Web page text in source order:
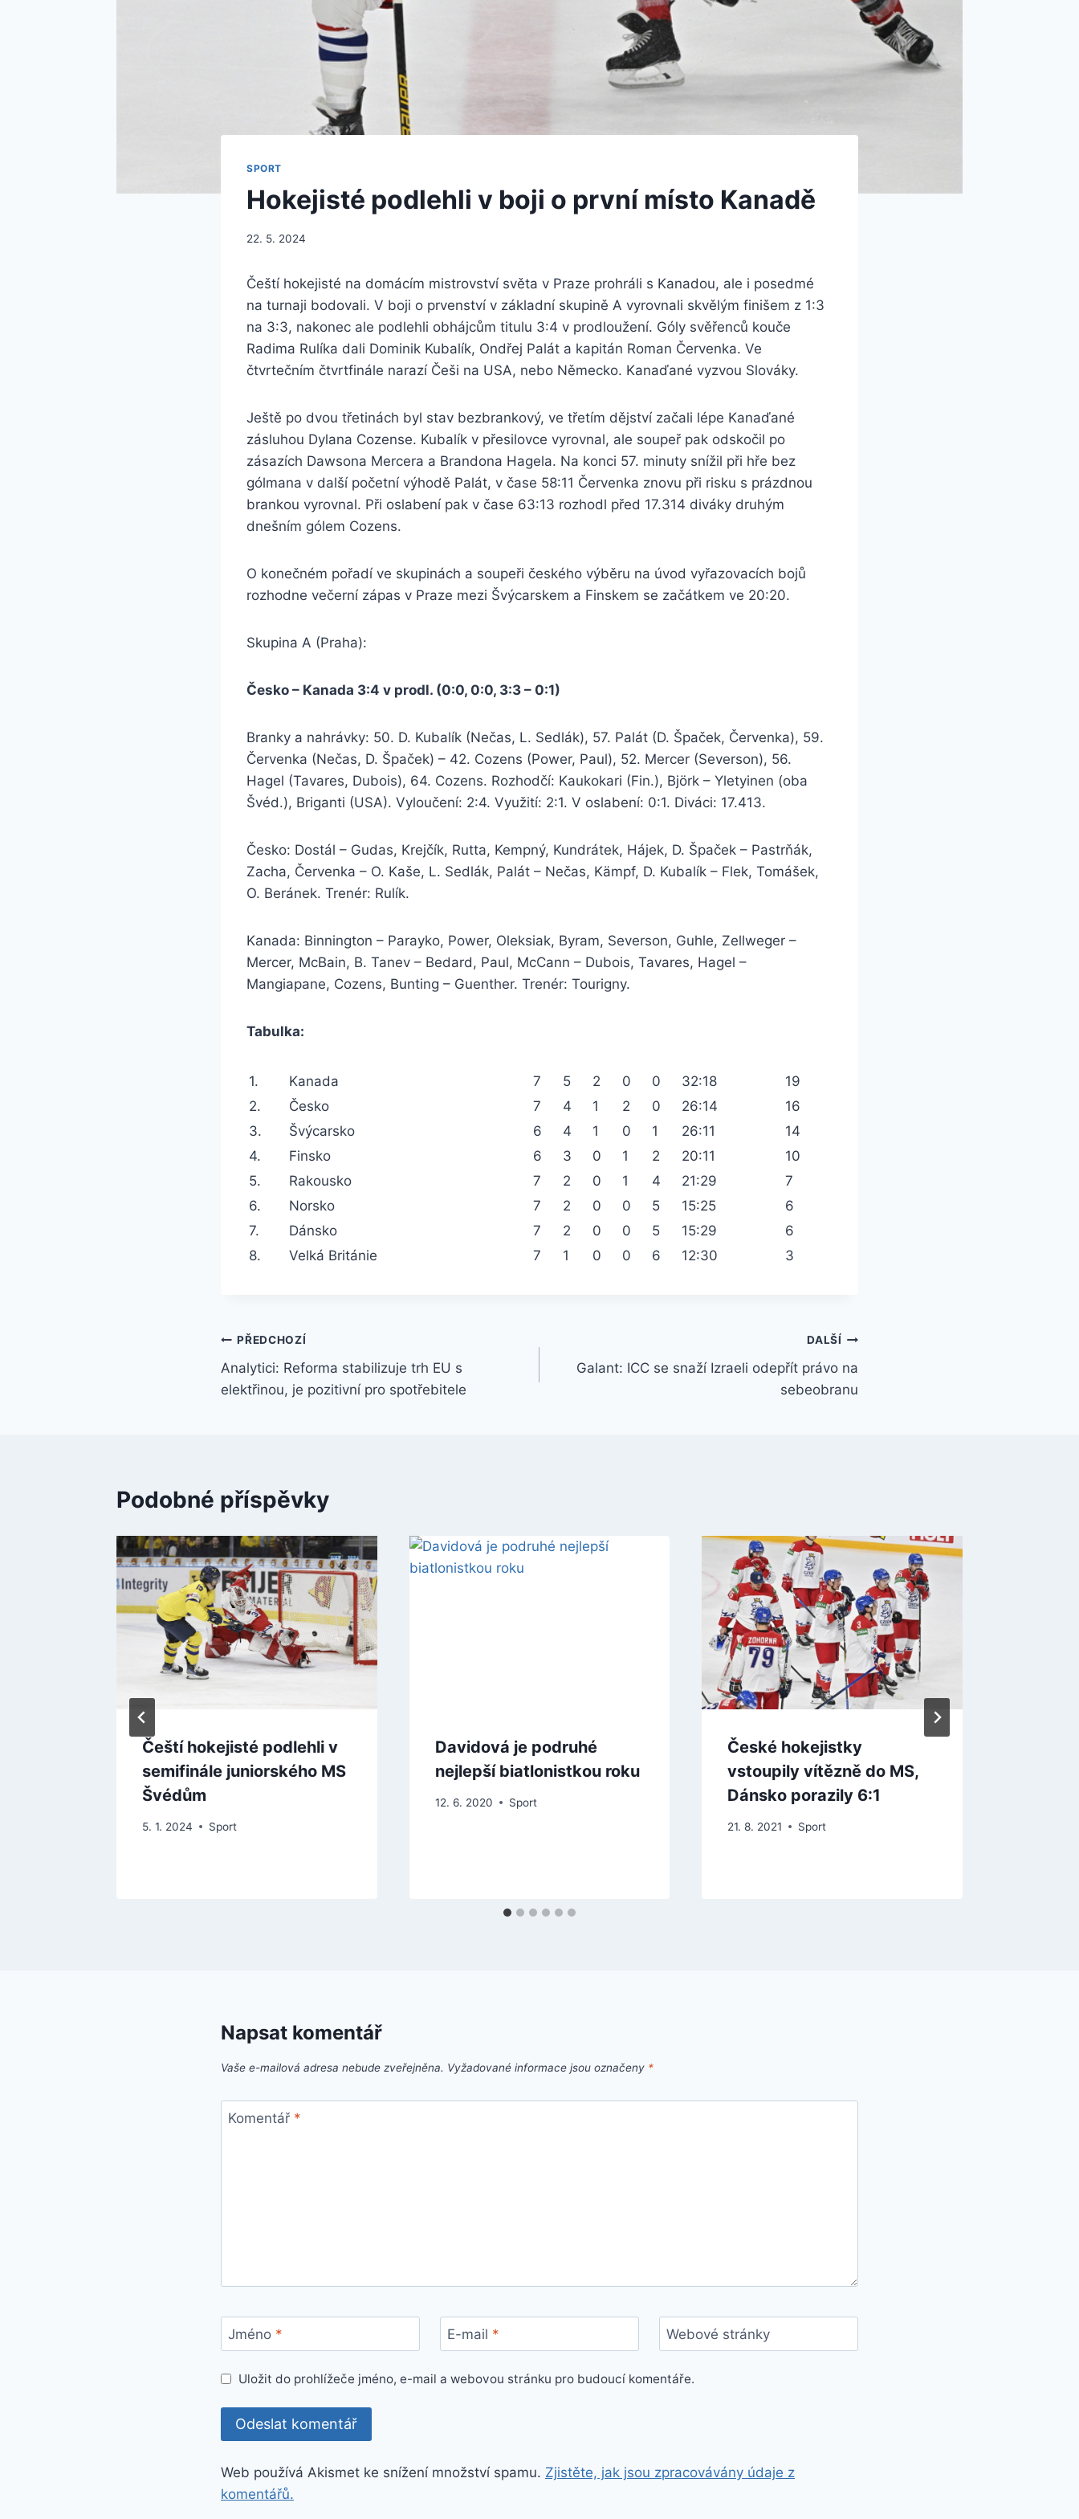
SPORT
Hokejisté podlehli v boji o první místo Kanadě
22. 5. 2024
Čeští hokejisté na domácím mistrovství světa v Praze prohráli s Kanadou, ale i posedmé
na turnaji bodovali. V boji o prvenství v základní skupině A vyrovnali skvělým finišem z 1:3
na 3:3, nakonec ale podlehli obhájcům titulu 3:4 v prodloužení. Góly svěřenců kouče
Radima Rulíka dali Dominik Kubalík, Ondřej Palát a kapitán Roman Červenka. Ve
čtvrtečním čtvrtfinále narazí Češi na USA, nebo Německo. Kanaďané vyzvou Slováky.
Ještě po dvou třetinách byl stav bezbrankový, ve třetím dějství začali lépe Kanaďané
zásluhou Dylana Cozense. Kubalík v přesilovce vyrovnal, ale soupeř pak odskočil po
zásazích Dawsona Mercera a Brandona Hagela. Na konci 57. minuty snížil při hře bez
gólmana v další početní výhodě Palát, v čase 58:11 Červenka znovu při risku s prázdnou
brankou vyrovnal. Při oslabení pak v čase 63:13 rozhodl před 17.314 diváky druhým
dnešním gólem Cozens.
O konečném pořadí ve skupinách a soupeři českého výběru na úvod vyřazovacích bojů
rozhodne večerní zápas v Praze mezi Švýcarskem a Finskem se začátkem ve 20:20.
Skupina A (Praha):
Česko – Kanada 3:4 v prodl. (0:0, 0:0, 3:3 – 0:1)
Branky a nahrávky: 50. D. Kubalík (Nečas, L. Sedlák), 57. Palát (D. Špaček, Červenka), 59.
Červenka (Nečas, D. Špaček) – 42. Cozens (Power, Paul), 52. Mercer (Severson), 56.
Hagel (Tavares, Dubois), 64. Cozens. Rozhodčí: Kaukokari (Fin.), Björk – Yletyinen (oba
Švéd.), Briganti (USA). Vyloučení: 2:4. Využití: 2:1. V oslabení: 0:1. Diváci: 17.413.
Česko: Dostál – Gudas, Krejčík, Rutta, Kempný, Kundrátek, Hájek, D. Špaček – Pastrňák,
Zacha, Červenka – O. Kaše, L. Sedlák, Palát – Nečas, Kämpf, D. Kubalík – Flek, Tomášek,
O. Beránek. Trenér: Rulík.
Kanada: Binnington – Parayko, Power, Oleksiak, Byram, Severson, Guhle, Zellweger –
Mercer, McBain, B. Tanev – Bedard, Paul, McCann – Dubois, Tavares, Hagel –
Mangiapane, Cozens, Bunting – Guenther. Trenér: Tourigny.
Tabulka:
1. Kanada 7 5 2 0 0 32:18
19
2.
Česko 7 4 1 2 0 26:14
16
3.
Švýcarsko 6 4 1 0 1 26:11
14
4.
Finsko 6 3 0 1 2 20:11
10
5.
Rakousko 7 2 0 1 4 21:29
7
6.
Norsko 7 2 0 0 5 15:25
6
7.
Dánsko 7 2 0 0 5 15:29
6
8.
Velká Británie 7 1 0 0 6 12:30 3
Navigace
pro
PŘEDCHOZÍ
Analytici: Reforma stabilizuje trh EU s
elektřinou, je pozitivní pro spotřebitele
DALŠÍ
Galant: ICC se snaží Izraeli odepřít právo na
sebeobranu
Podobné příspěvky
Čeští hokejisté podlehli v
semifinále juniorského MS
Švédům
5. 1. 2024 Sport
Davidová je podruhé
nejlepší biatlonistkou roku
12. 6. 2020 Sport
České hokejistky
vstoupily vítězně do MS,
Dánsko porazily 6:1
21. 8. 2021 Sport
Napsat komentář
Vaše e-mailová adresa nebude zveřejněna. Vyžadované informace jsou označeny *
Komentář *
Jméno * E-mail * Webové stránky
Uložit do prohlížeče jméno, e-mail a webovou stránku pro budoucí komentáře.
Web používá Akismet ke snížení množství spamu. Zjistěte, jak jsou zpracovávány údaje z
komentářů.